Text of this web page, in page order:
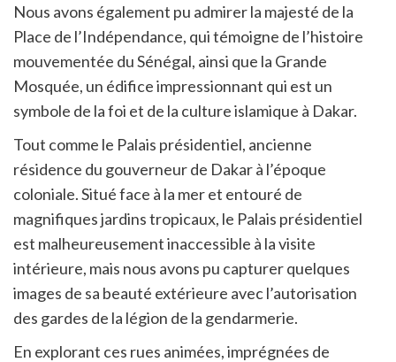
Nous avons également pu admirer la majesté de la
Place de l’Indépendance, qui témoigne de l’histoire
mouvementée du Sénégal, ainsi que la Grande
Mosquée, un édifice impressionnant qui est un
symbole de la foi et de la culture islamique à Dakar.
Tout comme le Palais présidentiel, ancienne
résidence du gouverneur de Dakar à l’époque
coloniale. Situé face à la mer et entouré de
magnifiques jardins tropicaux, le Palais présidentiel
est malheureusement inaccessible à la visite
intérieure, mais nous avons pu capturer quelques
images de sa beauté extérieure avec l’autorisation
des gardes de la légion de la gendarmerie.
En explorant ces rues animées, imprégnées de